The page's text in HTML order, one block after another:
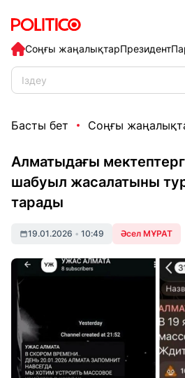
Соңғы жаңалықтарПрезидент
Басты бет Соңғы
Алматыдағы
шабуыл жасалатыны
тарады
19.01.2026 • 10:49 Әсел МҰРАТ